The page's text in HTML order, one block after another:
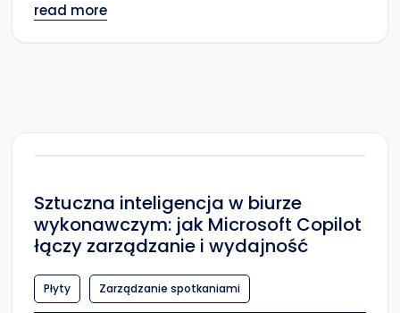
read more
Sztuczna inteligencja w biurze
wykonawczym: jak Microsoft Copilot
łączy zarządzanie i wydajność
Płyty Zarządzanie spotkaniami